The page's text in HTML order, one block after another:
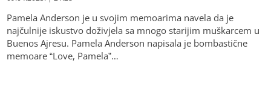
Pamela Anderson je u svojim memoarima navela da je
najčulnije iskustvo doživjela sa mnogo starijim muškarcem u
Buenos Ajresu. Pamela Anderson napisala je bombastične
memoare “Love, Pamela”…